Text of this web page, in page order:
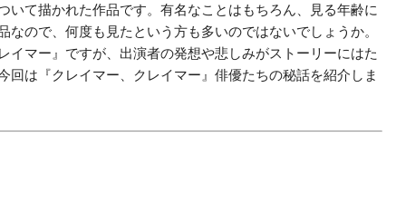
いて描かれた作品です。有名なことはもちろん、見る年齢に
なので、何度も見たという方も多いのではないでしょうか。
イマー』ですが、出演者の発想や悲しみがストーリーにはた
回は『クレイマー、クレイマー』俳優たちの秘話を紹介しま